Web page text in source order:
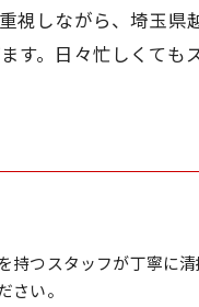
視しながら、埼玉県
す。日々忙しくても
つスタッフが丁寧に
い。